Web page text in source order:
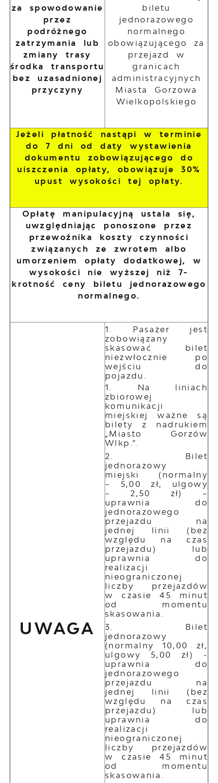
za spowodowanie
przez
podróżnego
zatrzymania lub
zmiany trasy
środka transportu
bez uzasadnionej
przyczyny
biletu
jednorazowego
normalnego
obowiązującego za
przejazd w
granicach
administracyjnych
Miasta Gorzowa
Wielkopolskiego
Jeżeli płatność nastąpi w terminie
do 7 dni od daty wystawienia
dokumentu zobowiązującego do
uiszczenia opłaty, obowiązuje 30%
upust wysokości tej opłaty.
Opłatę manipulacyjną ustala się,
uwzględniając ponoszone przez
przewoźnika koszty czynności
związanych ze zwrotem albo
umorzeniem opłaty dodatkowej, w
wysokości nie wyższej niż 7-
krotność ceny biletu jednorazowego
normalnego.
UWAGA
Pasażer jest
zobowiązany
skasować bilet
niezwłocznie po
wejściu do
pojazdu.
Na liniach
zbiorowej
komunikacji
miejskiej ważne są
bilety z nadrukiem
„Miasto Gorzów
Wlkp.”.
Bilet
jednorazowy
miejski (normalny
– 5,00 zł, ulgowy
– 2,50 zł) –
uprawnia do
jednorazowego
przejazdu na
jednej linii (bez
względu na czas
przejazdu) lub
uprawnia do
realizacji
nieograniczonej
liczby przejazdów
w czasie 45 minut
od momentu
skasowania.
Bilet
jednorazowy
(normalny 10,00 zł,
ulgowy 5,00 zł) -
uprawnia do
jednorazowego
przejazdu na
jednej linii (bez
względu na czas
przejazdu) lub
uprawnia do
realizacji
nieograniczonej
liczby przejazdów
w czasie 45 minut
od momentu
skasowania.